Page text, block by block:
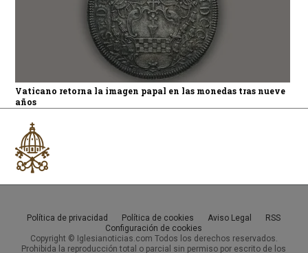
Vaticano retorna la imagen papal en las monedas tras nueve
años
Política de privacidad Política de cookies Aviso Legal
RSS
Configuración de cookies
Copyright © Iglesianoticias.com Todos los derechos reservados.
Prohibida la reproducción total o parcial sin permiso por escrito de los